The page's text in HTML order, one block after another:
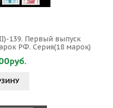
139. Первый выпуск
РФ. Серия(18 марок)